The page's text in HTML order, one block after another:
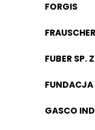
FORGIS
FUBER SP.
GASCO